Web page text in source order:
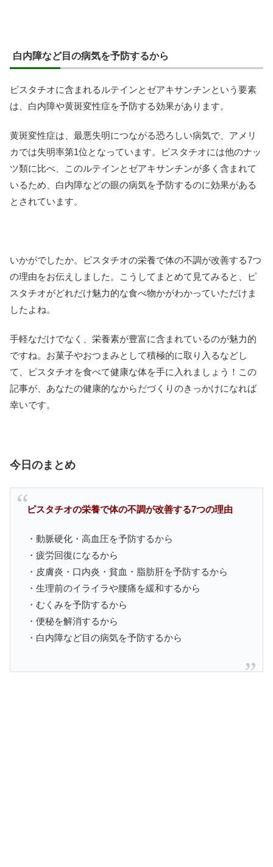
白内障など目の病気を予防するから
ピスタチオに含まれるルテインとゼアキサンチンという要素
は、白内障や黄斑変性症を予防する効果があります。
黄斑変性症は、最悪失明につながる恐ろしい病気で、アメリ
カでは失明率第1位となっています。ピスタチオには他のナッ
ツ類に比べ、このルテインとゼアキサンチンが多く含まれて
いるため、白内障などの眼の病気を予防するのに効果がある
とされています。
いかがでしたか。ピスタチオの栄養で体の不調が改善する7つ
の理由をお伝えしました。こうしてまとめて見てみると、ピ
スタチオがどれだけ魅力的な食べ物かがわかっていただけま
したよね。
手軽なだけでなく、栄養素が豊富に含まれているのが魅力的
ですね。お菓子やおつまみとして積極的に取り入るなどし
て、ピスタチオを食べて健康な体を手に入れましょう！この
記事が、あなたの健康的なからだづくりのきっかけになれば
幸いです。
今日のまとめ
ピスタチオの栄養で体の不調が改善する7つの理由
・動脈硬化・高血圧を予防するから
・疲労回復になるから
・皮膚炎・口内炎・貧血・脂肪肝を予防するから
・生理前のイライラや腰痛を緩和するから
・むくみを予防するから
・便秘を解消するから
・白内障など目の病気を予防するから